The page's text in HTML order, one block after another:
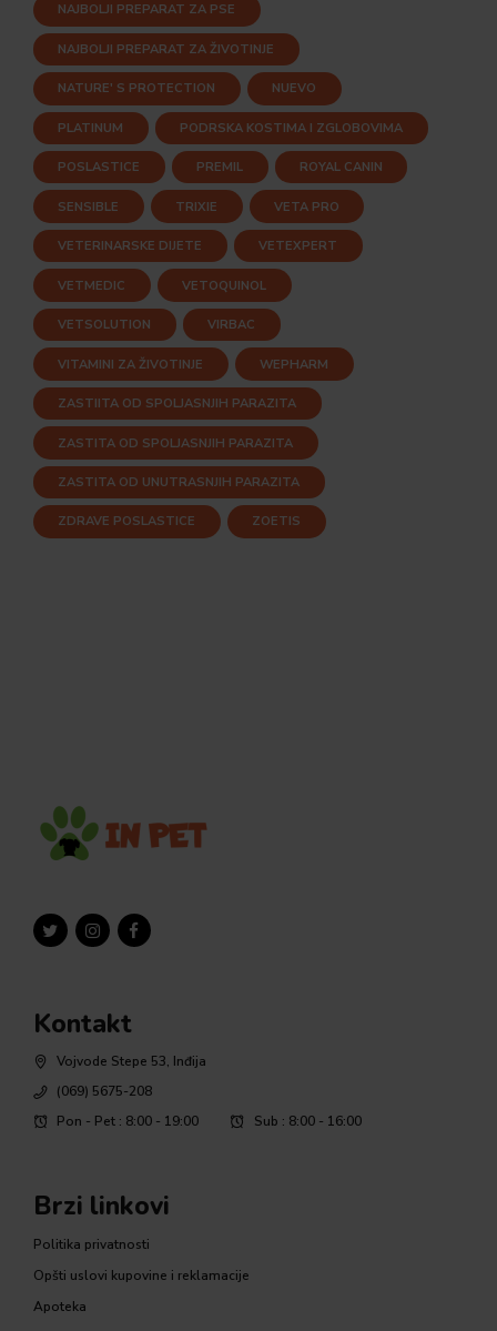
NAJBOLJI PREPARAT ZA PSE
NAJBOLJI PREPARAT ZA ŽIVOTINJE
NATURE' S PROTECTION NUEVO
PLATINUM PODRSKA KOSTIMA I ZGLOBOVIMA
POSLASTICE PREMIL ROYAL CANIN
SENSIBLE TRIXIE VETA PRO
VETERINARSKE DIJETE VETEXPERT
VETMEDIC VETOQUINOL
VETSOLUTION VIRBAC
VITAMINI ZA ŽIVOTINJE WEPHARM
ZASTIITA OD SPOLJASNJIH PARAZITA
ZASTITA OD SPOLJASNJIH PARAZITA
ZASTITA OD UNUTRASNJIH PARAZITA
ZDRAVE POSLASTICE ZOETIS
Kontakt
Vojvode Stepe 53, Inđija
(069) 5675-208
Pon - Pet : 8:00 - 19:00
Sub : 8:00 - 16:00
Brzi linkovi
Politika privatnosti
Opšti uslovi kupovine i reklamacije
Apoteka